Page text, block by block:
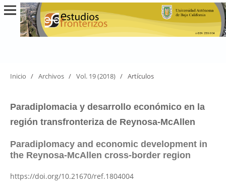
Inicio / Archivos / Vol. 19 (2018) / Artículos
Paradiplomacia y desarrollo económico en la
región transfronteriza de Reynosa-McAllen
Paradiplomacy and economic development in
the Reynosa-McAllen cross-border region
https://doi.org/10.21670/ref.1804004